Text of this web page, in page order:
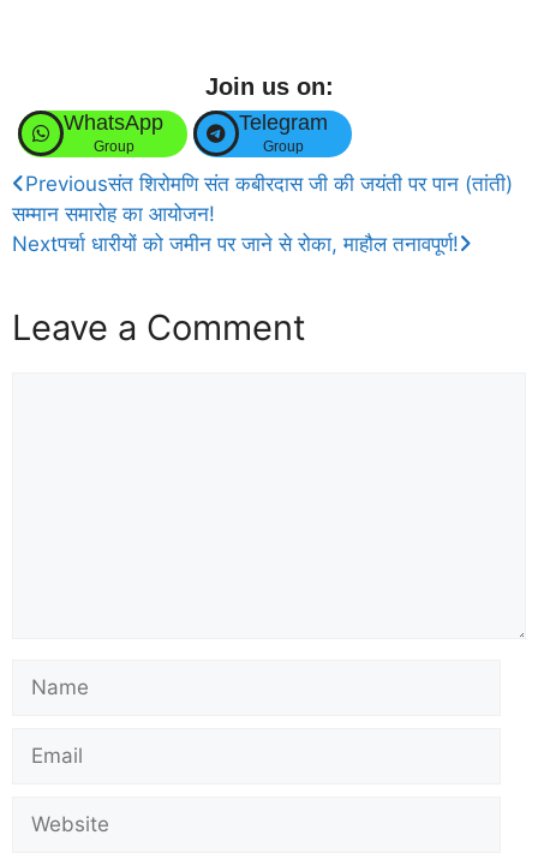
Join us on:
WhatsApp
Group
Telegram
Group
Previousसंत शिरोमणि संत कबीरदास जी की जयंती पर पान (तांती)
सम्मान समारोह का आयोजन!
Nextपर्चा धारीयों को जमीन पर जाने से रोका, माहौल तनावपूर्ण!
Leave a Comment